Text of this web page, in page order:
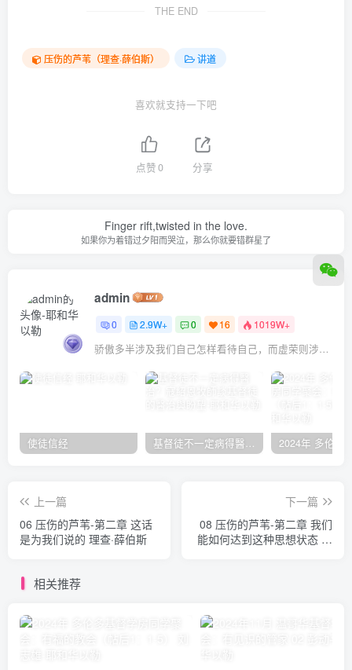
THE END
压伤的芦苇（理查·薛伯斯） 讲道
喜欢就支持一下吧
点赞0 分享
Finger rift,twisted in the love.
如果你为着错过夕阳而哭泣，那么你就要错群星了
admin
0 2.9W+ 0 16 1019W+
骄傲多半涉及我们自己怎样看待自己，而虚荣则涉及我们想别人怎样看我们
使徒信经 基督徒不一定病得醫治？寇紹恩牧師談基督徒的醫治與盼望
上一篇
06 压伤的芦苇-第二章 这话
是为我们说的 理查·薛伯斯
下一篇
08 压伤的芦苇-第二章 我们
能如何达到这种思想状态 理
相关推荐